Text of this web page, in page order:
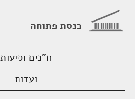
כנסת פתוחה
ח"כים וסיעות
ועדות